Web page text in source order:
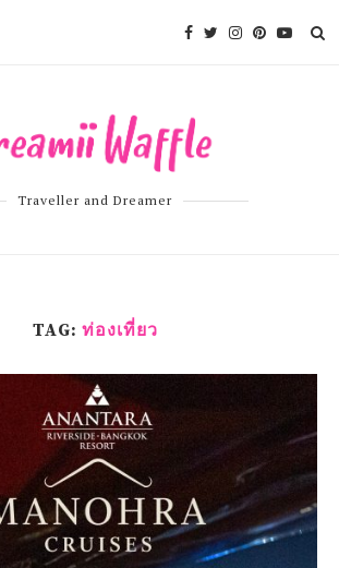
Traveller and Dreamer
TAG: ท่องเที่ยว